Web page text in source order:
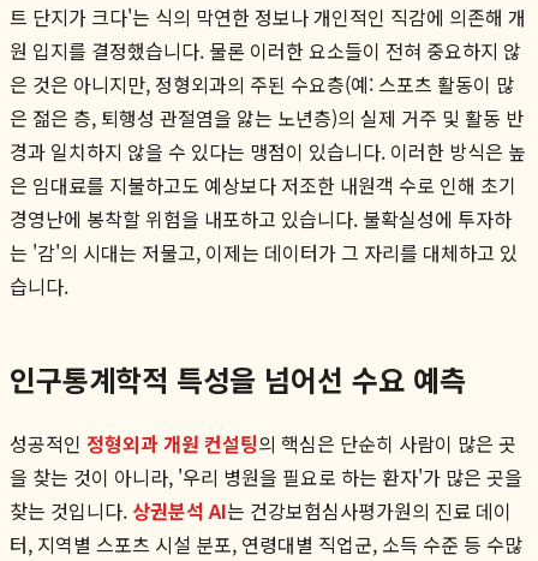
트 단지가 크다'는 식의 막연한 정보나 개인적인 직감에 의존해 개
원 입지를 결정했습니다. 물론 이러한 요소들이 전혀 중요하지 않
은 것은 아니지만, 정형외과의 주된 수요층(예: 스포츠 활동이 많
은 젊은 층, 퇴행성 관절염을 앓는 노년층)의 실제 거주 및 활동 반
경과 일치하지 않을 수 있다는 맹점이 있습니다. 이러한 방식은 높
은 임대료를 지불하고도 예상보다 저조한 내원객 수로 인해 초기
경영난에 봉착할 위험을 내포하고 있습니다. 불확실성에 투자하
는 '감'의 시대는 저물고, 이제는 데이터가 그 자리를 대체하고 있
습니다.
인구통계학적 특성을 넘어선 수요 예측
성공적인 정형외과 개원 컨설팅의 핵심은 단순히 사람이 많은 곳
을 찾는 것이 아니라, '우리 병원을 필요로 하는 환자'가 많은 곳을
찾는 것입니다. 상권분석 AI는 건강보험심사평가원의 진료 데이
터, 지역별 스포츠 시설 분포, 연령대별 직업군, 소득 수준 등 수많